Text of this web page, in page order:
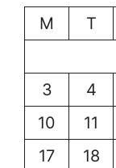
M
T
3
4
10
11
17
18